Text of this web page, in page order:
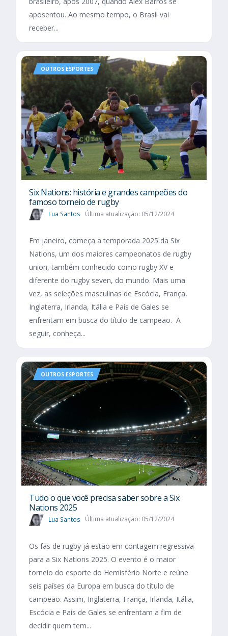
aposentou. Ao mesmo tempo, o Brasil vai
receber...
OUTROS ESPORTES
Six Nations​: história e grandes campeões do
famoso torneio de rugby
Lua Santos Última atualização: 05/12/2024
Em janeiro, começa a temporada 2025 da Six
Nations, um dos maiores campeonatos de rugby
union, também conhecido como rugby XV e
diferente do rugby seven, do mundo. Mais uma
vez, as seleções masculinas de Escócia, França,
Inglaterra, Irlanda, Itália e País de Gales se
enfrentam em busca do título de campeão. A
seguir, conheça...
OUTROS ESPORTES
Tudo o que você precisa saber sobre a Six
Nations 2025​
Lua Santos Última atualização: 05/12/2024
Os fãs de rugby já estão em contagem regressiva
para a Six Nations 2025. O evento é o maior
torneio do esporte do Hemisfério Norte e reúne
seis países da Europa em busca do título de
campeão. Assim, Inglaterra, França, Irlanda, Itália,
Escócia e País de Gales se enfrentam a fim de
decidir quem tem...